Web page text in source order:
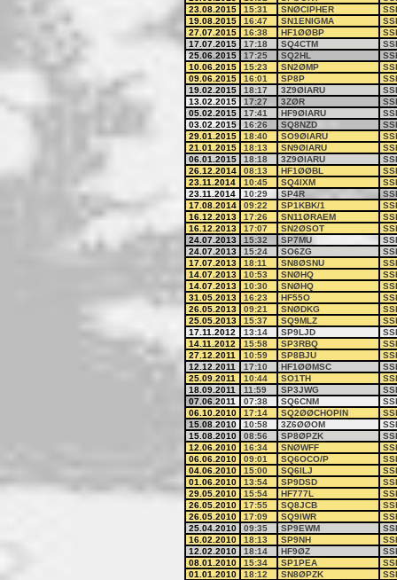
23.08.2015
15:31 SNØCIPHER
19.08.2015
16:47 SN1ENIGMA
27.07.2015
16:38 HF1ØØBP
17.07.2015
17:18 SQ4CTM
25.06.2015
17:25 SQ2HL
10.06.2015
15:23 SN2ØMP
09.06.2015
16:01 SP8P
19.02.2015
18:17 3Z9ØIARU
13.02.2015
17:27 3ZØR
05.02.2015
17:41 HF9ØIARU
03.02.2015
16:26 SQ8NZD
29.01.2015
18:40 SO9ØIARU
21.01.2015
18:13 SN9ØIARU
06.01.2015
18:18 3Z9ØIARU
26.12.2014
08:13 HF1ØØBL
23.11.2014
10:45 SQ4IXM
23.11.2014
10:29 SP4R
17.08.2014
09:22 SP1KBK/1
16.12.2013
17:26 SN11ØRAEM
16.12.2013
17:07 SN2ØSOT
24.07.2013
15:32 SP7MU
24.07.2013
15:24 SO6ZG
17.07.2013
18:11 SN8ØSNU
14.07.2013
10:53 SNØHQ
14.07.2013
10:30 SNØHQ
31.05.2013
16:23 HF55O
26.05.2013
09:21 SNØDKG
25.05.2013
15:37 SQ9MLZ
17.11.2012
13:14 SP9LJD
14.11.2012
15:58 SP3RBQ
27.12.2011
10:59 SP8BJU
12.12.2011
17:10 HF1ØØMSC
25.09.2011
10:44 SO1TH
18.09.2011
11:59 SP3JWG
07.06.2011
07:38 SQ6CNM
06.10.2010
17:14 SQ2ØØCHOPIN
15.08.2010
10:58 3Z6ØØOM
15.08.2010
08:56 SP8ØPZK
12.06.2010
16:34 SNØWFF
06.06.2010
09:01 SQ6OCO/P
04.06.2010
15:00 SQ6ILJ
01.06.2010
13:54 SP9DSD
29.05.2010
15:54 HF777L
26.05.2010
17:55 SQ8JCB
26.05.2010
17:09 SQ9IWR
25.04.2010
09:35 SP9EWM
16.02.2010
18:13 SP9NH
12.02.2010
18:14 HF9ØZ
08.01.2010
15:34 SP1PEA
01.01.2010
18:12 SN8ØPZK